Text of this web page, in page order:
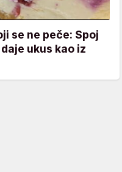
se ne peče: Spoj
ukus kao iz